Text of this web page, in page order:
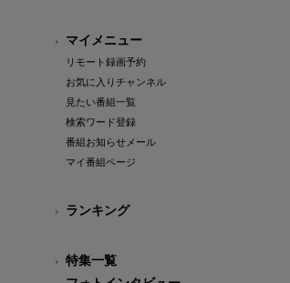
マイメニュー
リモート録画予約
お気に入りチャンネル
見たい番組一覧
検索ワード登録
番組お知らせメール
マイ番組ページ
ランキング
特集一覧